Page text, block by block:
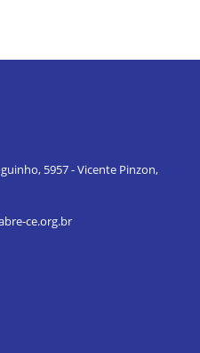
5957 - Vicente Pinzon,
ce.org.br